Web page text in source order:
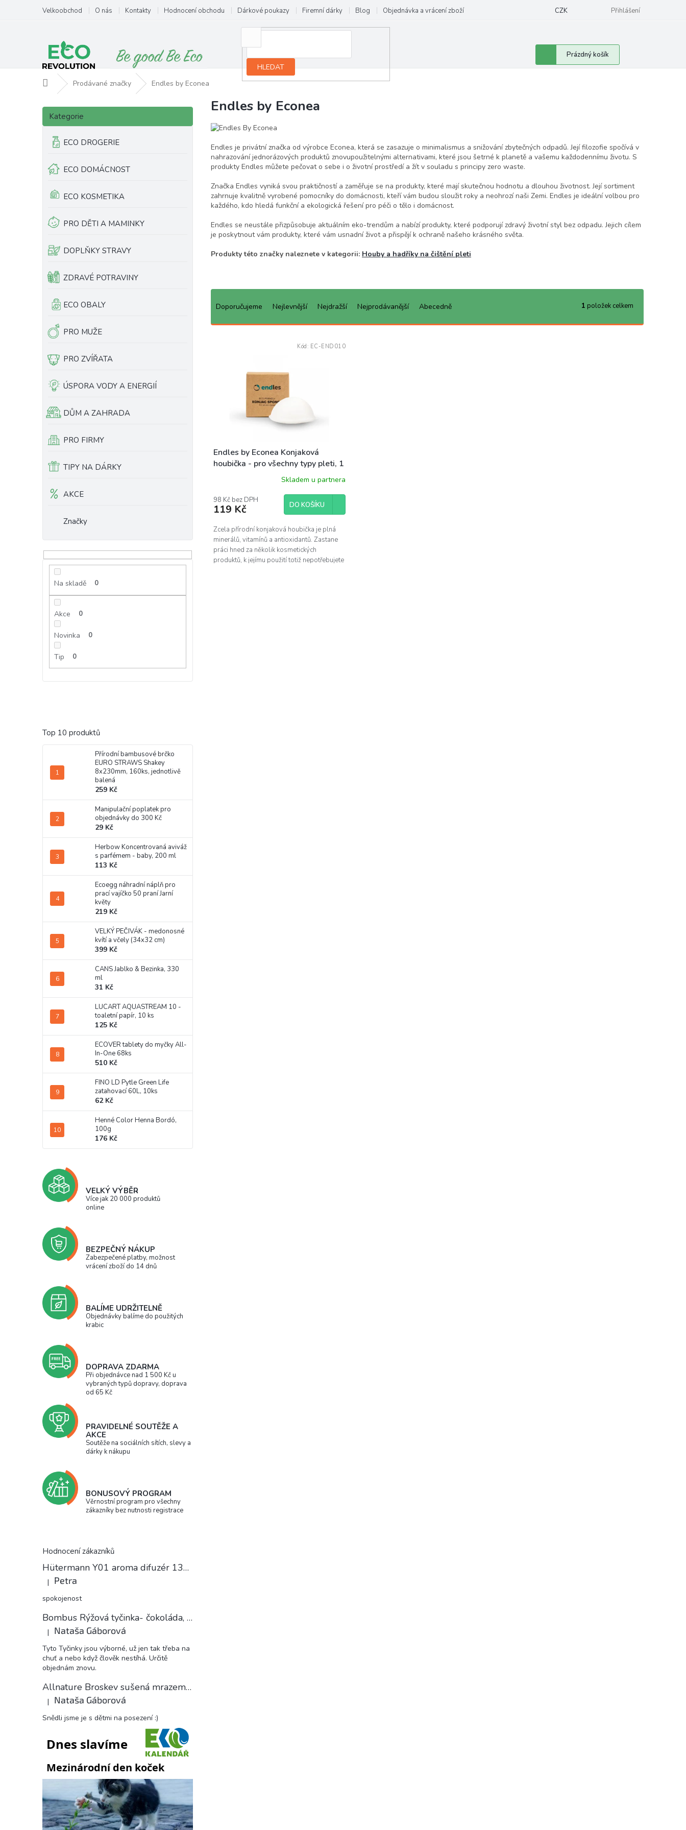
obsah
Velkoobchod O nás Kontakty Hodnocení obchodu Dárkové poukazy Firemní dárky Blog Objednávka a vrácení zboží CZK Přihlášení
HLEDAT
Nákupní
košík
Prázdný košík
Domů Prodávané značky Endles by Econea
P
s
n
n
Přeskočit
kategorie
Kategorie
ECO DROGERIE
ECO DOMÁCNOST
ECO KOSMETIKA
PRO DĚTI A MAMINKY
DOPLŇKY STRAVY
ZDRAVÉ POTRAVINY
ECO OBALY
PRO MUŽE
PRO ZVÍŘATA
ÚSPORA VODY A ENERGIÍ
DŮM A ZAHRADA
PRO FIRMY
TIPY NA DÁRKY
AKCE
Značky
Na skladě 0
Akce 0
Novinka 0
Tip 0
Top 10 produktů
Přírodní bambusové brčko
EURO STRAWS Shakey
8x230mm, 160ks, jednotlivě
balená
259 Kč
Manipulační poplatek pro
objednávky do 300 Kč
29 Kč
Herbow Koncentrovaná aviváž
s parfémem - baby, 200 ml
113 Kč
Ecoegg náhradní náplň pro
prací vajíčko 50 praní Jarní
květy
219 Kč
VELKÝ PEČIVÁK - medonosné
kvítí a včely (34x32 cm)
399 Kč
CANS Jablko & Bezinka, 330
ml
31 Kč
LUCART AQUASTREAM 10 -
toaletní papír, 10 ks
125 Kč
ECOVER tablety do myčky All-
In-One 68ks
510 Kč
FINO LD Pytle Green Life
zatahovací 60L, 10ks
62 Kč
Henné Color Henna Bordó,
100g
176 Kč
VELKÝ VÝBĚR
Více jak 20 000 produktů
online
BEZPEČNÝ NÁKUP
Zabezpečené platby, možnost
vrácení zboží do 14 dnů
BALÍME UDRŽITELNĚ
Objednávky balíme do použitých
krabic
DOPRAVA ZDARMA
Při objednávce nad 1 500 Kč u
vybraných typů dopravy, doprava
od 65 Kč
PRAVIDELNÉ SOUTĚŽE A
AKCE
Soutěže na sociálních sítích, slevy a
dárky k nákupu
BONUSOVÝ PROGRAM
Věrnostní program pro všechny
zákazníky bez nutnosti registrace
Hodnocení zákazníků
Hütermann Y01 aroma difuzér 130ml světlé dřevo - ultrazvukový, USB.
Hodnocení produktu je 5 z 5 hvězdiček.
| Petra
spokojenost
Bombus Rýžová tyčinka- čokoláda, 18 g
Hodnocení produktu je 5 z 5 hvězdiček.
| Nataša Gáborová
Tyto Tyčinky jsou výborné, už jen tak třeba na
chuť a nebo když člověk nestíhá. Určitě
objednám znovu.
Allnature Broskev sušená mrazem plátky, 15 g
Hodnocení produktu je 5 z 5 hvězdiček.
| Nataša Gáborová
Snědli jsme je s dětmi na posezení :)
Endles by Econea
Endles je privátní značka od výrobce Econea, která se zasazuje o minimalismus a snižování zbytečných odpadů. Její filozofie spočívá v
nahrazování jednorázových produktů znovupoužitelnými alternativami, které jsou šetrné k planetě a vašemu každodennímu životu. S
produkty Endles můžete pečovat o sebe i o životní prostředí a žít v souladu s principy zero waste.
Značka Endles vyniká svou praktičností a zaměřuje se na produkty, které mají skutečnou hodnotu a dlouhou životnost. Její sortiment
zahrnuje kvalitně vyrobené pomocníky do domácnosti, kteří vám budou sloužit roky a neohrozí naši Zemi. Endles je ideální volbou pro
každého, kdo hledá funkční a ekologická řešení pro péči o tělo i domácnost.
Endles se neustále přizpůsobuje aktuálním eko-trendům a nabízí produkty, které podporují zdravý životní styl bez odpadu. Jejich cílem
je poskytnout vám produkty, které vám usnadní život a přispějí k ochraně našeho krásného světa.
Produkty této značky naleznete v kategorii: Houby a hadříky na čištění pleti
Ř
e
Doporučujeme Nejlevnější Nejdražší Nejprodávanější Abecedně 1 položek celkem
V
p
s
p
r
o
d
u
t
ů
Endles by Econea Konjaková
houbička - pro všechny typy pleti, 1
Skladem u partnera
98 Kč bez DPH
119 Kč DO KOŠÍKU
Zcela přírodní konjaková houbička je plná
minerálů, vitamínů a antioxidantů. Zastane
práci hned za několik kosmetických
produktů, k jejímu použití totiž nepotřebujete
Kód: EC-END010